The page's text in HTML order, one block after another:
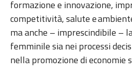
formazione e innovazione,
competitività, salute e
ma anche – imprescindibile –
femminile sia nei processi
nella promozione di economie